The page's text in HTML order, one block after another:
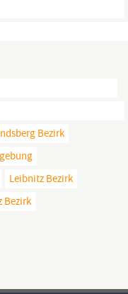
Bezirk
Leibnitz Bezirk
Bezirk